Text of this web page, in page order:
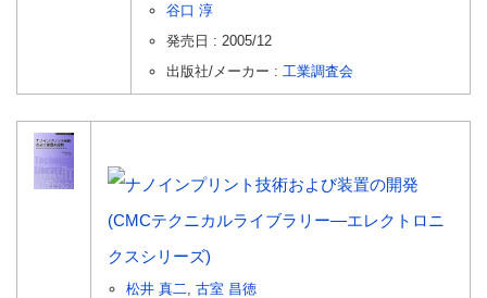
谷口 淳
発売日 : 2005/12
出版社/メーカー : 工業調査会
ナノインプリント技術および装置の開発
(CMCテクニカルライブラリー―エレクトロニ
クスシリーズ)
松井 真二
古室 昌徳